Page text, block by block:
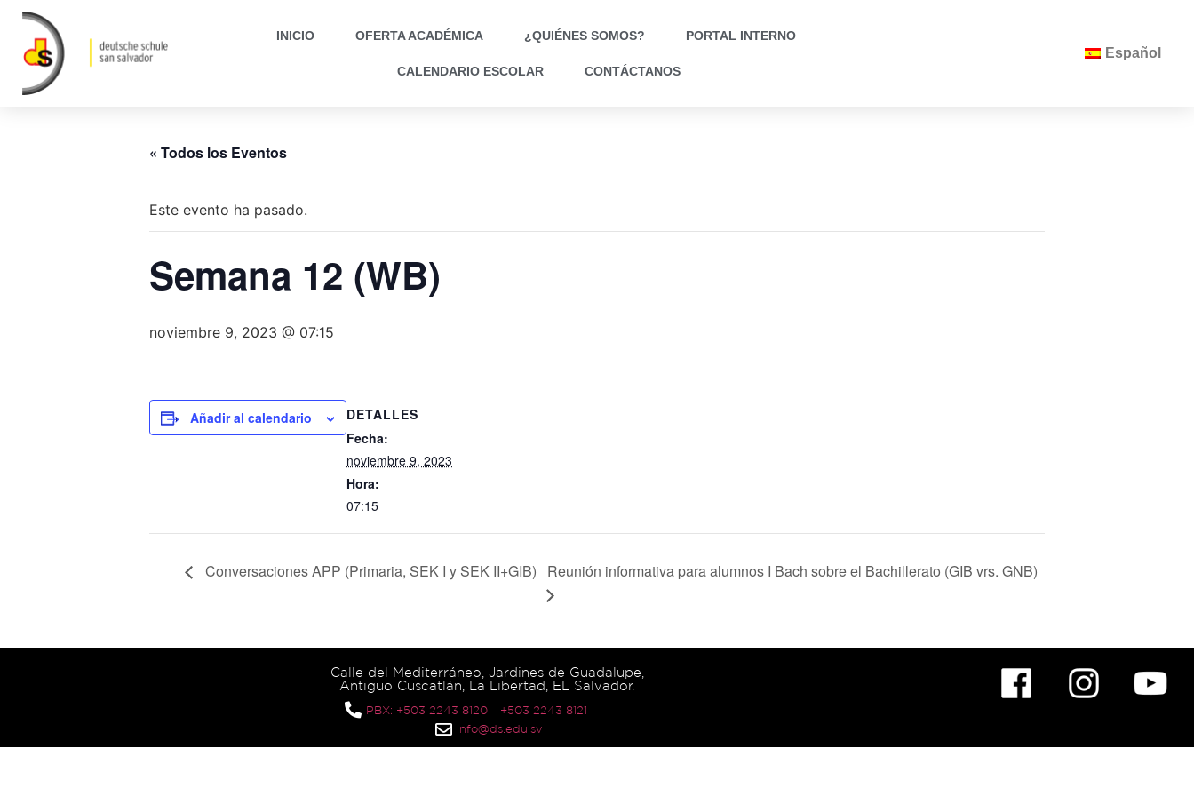
INICIO OFERTA ACADÉMICA ¿QUIÉNES SOMOS? PORTAL INTERNO
CALENDARIO ESCOLAR CONTÁCTANOS
Español
« Todos los Eventos
Este evento ha pasado.
Semana 12 (WB)
noviembre 9, 2023 @ 07:15
Añadir al calendario
DETALLES
Fecha:
noviembre 9, 2023
Hora:
07:15
Conversaciones APP (Primaria, SEK I y SEK II+GIB) Reunión informativa para alumnos I Bach sobre el Bachillerato (GIB vrs. GNB)
Calle del Mediterráneo, Jardines de Guadalupe,
Antiguo Cuscatlán, La Libertad, EL Salvador.
PBX: +503 2243 8120
+503 2243 8121
info@ds.edu.sv